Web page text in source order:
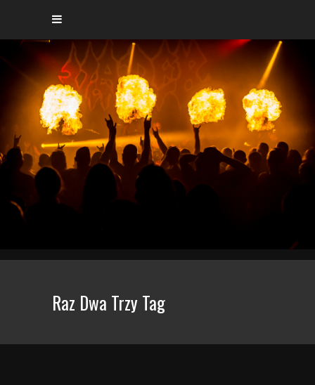
Raz Dwa Trzy Tag